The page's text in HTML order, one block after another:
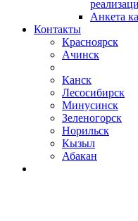
Анкета
Контакты
Красноярск
Ачинск
Канск
Лесосибирск
Минусинск
Зеленогорск
Норильск
Кызыл
Абакан